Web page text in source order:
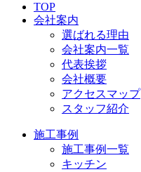
TOP
会社案内
選ばれる理由
会社案内一覧
代表挨拶
会社概要
アクセスマップ
スタッフ紹介
施工事例
施工事例一覧
キッチン